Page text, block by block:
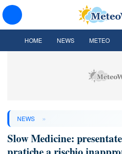
HOME NEWS METEO
NEWS »
Slow Medicine: